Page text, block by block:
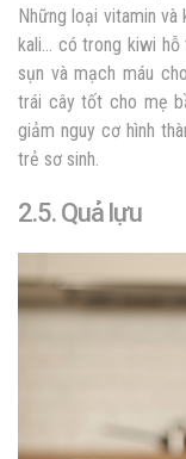
Những loại vitamin và
kali… có trong kiwi hỗ
sụn và mạch máu
trái cây tốt cho mẹ
giảm nguy cơ hình
trẻ sơ sinh.
2.5. Quả lựu